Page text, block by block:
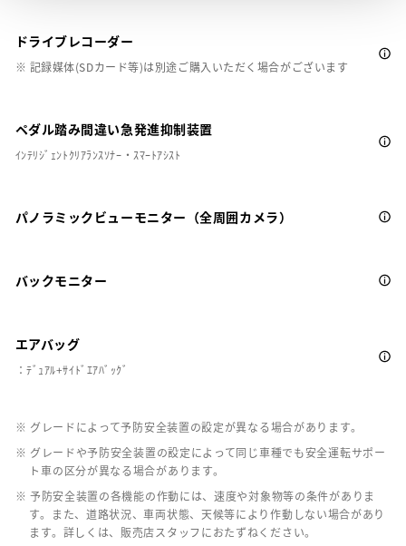
ドライブレコーダー
※ 記録媒体(SDカード等)は別途ご購入いただく場合がございます
ペダル踏み間違い急発進抑制装置
ｲﾝﾃﾘｼﾞｪﾝﾄｸﾘｱﾗﾝｽｿﾅｰ・ｽﾏｰﾄｱｼｽﾄ
パノラミックビューモニター（全周囲カメラ）
バックモニター
エアバッグ
：ﾃﾞｭｱﾙ+ｻｲﾄﾞｴｱﾊﾞｯｸﾞ
※ グレードによって予防安全装置の設定が異なる場合があります。
※ グレードや予防安全装置の設定によって同じ車種でも安全運転サポー
ト車の区分が異なる場合があります。
※ 予防安全装置の各機能の作動には、速度や対象物等の条件がありま
す。また、道路状況、車両状態、天候等により作動しない場合があり
ます。詳しくは、販売店スタッフにおたずねください。